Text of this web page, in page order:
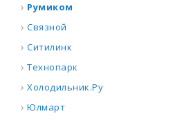
Румиком
Связной
Ситилинк
Технопарк
Холодильник.Ру
Юлмарт